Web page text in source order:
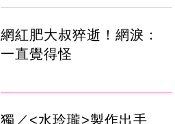
網紅肥大叔猝逝！網淚：
一直覺得怪
獨／<水玲瓏>製作出手